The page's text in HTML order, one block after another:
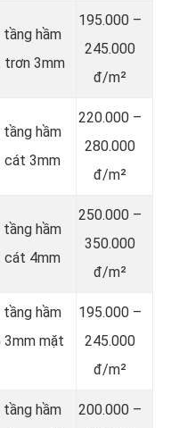
hầm
trơn 3mm
195.000 –
245.000
đ/m²
hầm
cát 3mm
220.000 –
280.000
đ/m²
hầm
cát 4mm
250.000 –
350.000
đ/m²
hầm
3mm mặt
195.000 –
245.000
đ/m²
hầm
200.000 –